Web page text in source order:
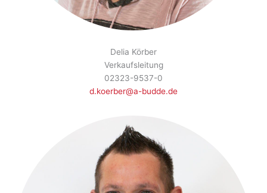
Delia Körber
Verkaufsleitung
02323-9537-0
d.koerber@a-budde.de